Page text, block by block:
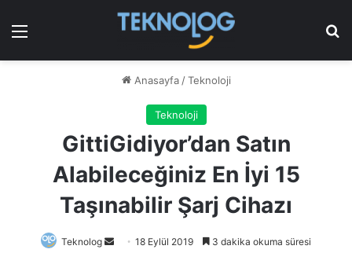
Menü
Anasayfa / Teknoloji
Teknoloji
GittiGidiyor’dan Satın
Alabileceğiniz En İyi 15
Taşınabilir Şarj Cihazı
Teknolog
Bir
18 Eylül 2019 3 dakika okuma süresi